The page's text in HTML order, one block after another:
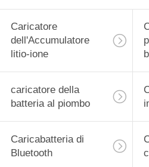
Caricatore
dell'Accumulatore
litio-ione
caricatore della
batteria al piombo
Caricabatteria di
Bluetooth